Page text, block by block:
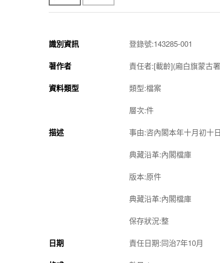
識別資訊 登錄號:143285-001
著作者 責任者:[載齡](廂白旗蒙古
資料類型 類型:檔案
層次:件
描述 事由:咨內閣本年十月初十
典藏沿革:內閣檔庫
版本:原件
典藏沿革:內閣檔庫
保存狀況:整
日期 責任日期:同治7年10月